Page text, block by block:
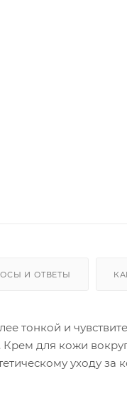
И ОТВЕТЫ
тонкой и
для кожи вокруг
уходу за